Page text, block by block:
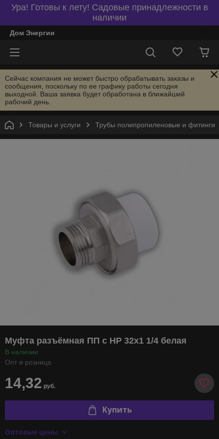
Ура! Готовы к лету! Садовые принадлежности в
наличии
Дом Энергии
Сейчас компания не может быстро обрабатывать заказы и
сообщения, поскольку по ее графику работы сегодня
выходной. Ваша заявка будет обработана в ближайший
рабочий день.
Товары и услуги Трубы полипропиленовые и фитинги
Муфта разъёмная ПП с НР 32х1 1/4 белая
В наличии
Опт и розница
14,32 руб.
Купить
Оптовые цены